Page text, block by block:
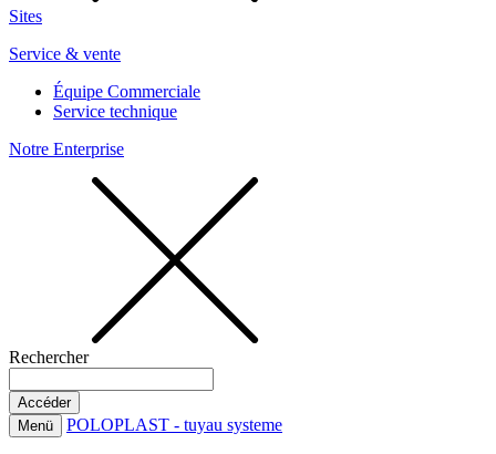
Sites
Service & vente
Équipe Commerciale
Service technique
Notre Enterprise
Rechercher
Menü POLOPLAST - tuyau systeme